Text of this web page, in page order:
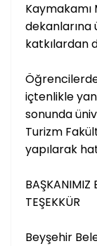
katkılardan
içtenlikle
sonunda
Turizm
yapılarak
BAŞKANIMIZ
TEŞEKKÜR
Beyşehir